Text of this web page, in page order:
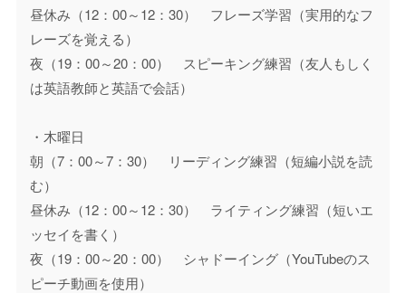
昼休み（12：00～12：30） フレーズ学習（実用的なフ
レーズを覚える）
夜（19：00～20：00） スピーキング練習（友人もしく
は英語教師と英語で会話）
・木曜日
朝（7：00～7：30） リーディング練習（短編小説を読
む）
昼休み（12：00～12：30） ライティング練習（短いエ
ッセイを書く）
夜（19：00～20：00） シャドーイング（YouTubeのス
ピーチ動画を使用）